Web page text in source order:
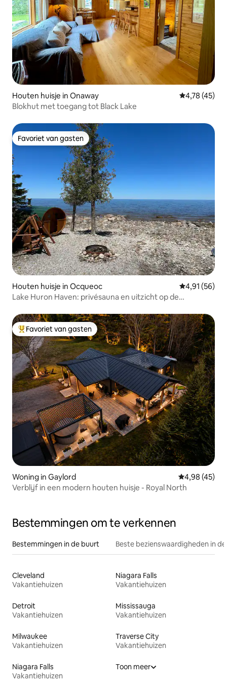
Houten huisje in Onaway Gemiddelde
4,78 (45)
Blokhut met toegang tot Black Lake
Favoriet van gasten
Favoriet van gasten
Houten huisje in Ocqueoc Gemiddelde
4,91 (56)
Lake Huron Haven: privésauna en uitzicht op de
Topfavoriet van gasten
Favoriet van gasten
Woning in Gaylord Gemiddelde
4,98 (45)
Verblijf in een modern houten huisje - Royal North
Bestemmingen om te verkennen
Bestemmingen in de buurt Beste bezienswaardigheden in
Cleveland
Vakantiehuizen
Niagara Falls
Vakantiehuizen
Detroit
Vakantiehuizen
Mississauga
Vakantiehuizen
Milwaukee
Vakantiehuizen
Traverse City
Vakantiehuizen
Niagara Falls
Vakantiehuizen
Toon meer